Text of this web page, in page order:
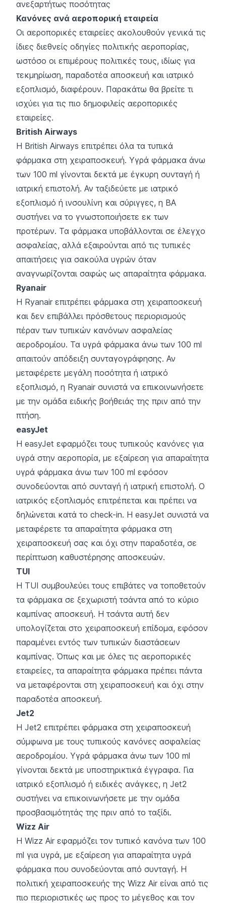
ανεξαρτήτως ποσότητας
Κανόνες ανά αεροπορική εταιρεία
Οι αεροπορικές εταιρείες ακολουθούν γενικά τις
ίδιες διεθνείς οδηγίες πολιτικής αεροπορίας,
ωστόσο οι επιμέρους πολιτικές τους, ιδίως για
τεκμηρίωση, παραδοτέα αποσκευή και ιατρικό
εξοπλισμό, διαφέρουν. Παρακάτω θα βρείτε τι
ισχύει για τις πιο δημοφιλείς αεροπορικές
εταιρείες.
British Airways
Η British Airways επιτρέπει όλα τα τυπικά
φάρμακα στη χειραποσκευή. Υγρά φάρμακα άνω
των 100 ml γίνονται δεκτά με έγκυρη συνταγή ή
ιατρική επιστολή. Αν ταξιδεύετε με ιατρικό
εξοπλισμό ή ινσουλίνη και σύριγγες, η BA
συστήνει να το γνωστοποιήσετε εκ των
προτέρων. Τα φάρμακα υποβάλλονται σε έλεγχο
ασφαλείας, αλλά εξαιρούνται από τις τυπικές
απαιτήσεις για σακούλα υγρών όταν
αναγνωρίζονται σαφώς ως απαραίτητα φάρμακα.
Ryanair
Η Ryanair επιτρέπει φάρμακα στη χειραποσκευή
και δεν επιβάλλει πρόσθετους περιορισμούς
πέραν των τυπικών κανόνων ασφαλείας
αεροδρομίου. Τα υγρά φάρμακα άνω των 100 ml
απαιτούν απόδειξη συνταγογράφησης. Αν
μεταφέρετε μεγάλη ποσότητα ή ιατρικό
εξοπλισμό, η Ryanair συνιστά να επικοινωνήσετε
με την ομάδα ειδικής βοήθειάς της πριν από την
πτήση.
easyJet
Η easyJet εφαρμόζει τους τυπικούς κανόνες για
υγρά στην αεροπορία, με εξαίρεση για απαραίτητα
υγρά φάρμακα άνω των 100 ml εφόσον
συνοδεύονται από συνταγή ή ιατρική επιστολή. Ο
ιατρικός εξοπλισμός επιτρέπεται και πρέπει να
δηλώνεται κατά το check-in. Η easyJet συνιστά να
μεταφέρετε τα απαραίτητα φάρμακα στη
χειραποσκευή σας και όχι στην παραδοτέα, σε
περίπτωση καθυστέρησης αποσκευών.
TUI
Η TUI συμβουλεύει τους επιβάτες να τοποθετούν
τα φάρμακα σε ξεχωριστή τσάντα από το κύριο
καμπίνας αποσκευή. Η τσάντα αυτή δεν
υπολογίζεται στο χειραποσκευή επίδομα, εφόσον
παραμένει εντός των τυπικών διαστάσεων
καμπίνας. Όπως και με όλες τις αεροπορικές
εταιρείες, τα απαραίτητα φάρμακα πρέπει πάντα
να μεταφέρονται στη χειραποσκευή και όχι στην
παραδοτέα αποσκευή.
Jet2
Η Jet2 επιτρέπει φάρμακα στη χειραποσκευή
σύμφωνα με τους τυπικούς κανόνες ασφαλείας
αεροδρομίου. Υγρά φάρμακα άνω των 100 ml
γίνονται δεκτά με υποστηρικτικά έγγραφα. Για
ιατρικό εξοπλισμό ή ειδικές ανάγκες, η Jet2
συστήνει να επικοινωνήσετε με την ομάδα
προσβασιμότητάς της πριν από το ταξίδι.
Wizz Air
Η Wizz Air εφαρμόζει τον τυπικό κανόνα των 100
ml για υγρά, με εξαίρεση για απαραίτητα υγρά
φάρμακα που συνοδεύονται από συνταγή. Η
πολιτική χειραποσκευής της Wizz Air είναι από τις
πιο περιοριστικές ως προς το μέγεθος και τον